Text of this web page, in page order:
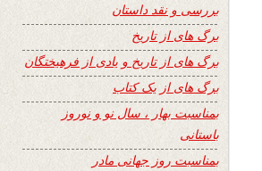
بررسی و نقد داستان
برگ های از تاریخ
برگ های از تاریخ و یادی از فرهیختگان
برگ های از یک کتاب
بمناسبت بهار ، سال نو و نوروز
باستانی
بمناسبت روز جهانی مادر